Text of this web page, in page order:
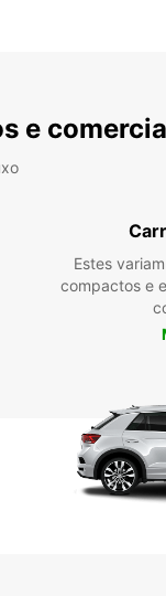
e
Estes
compactos e